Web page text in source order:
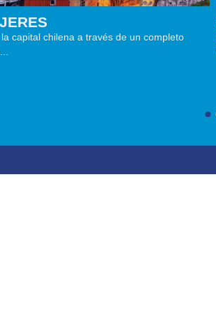
capital chilena a través de un completo